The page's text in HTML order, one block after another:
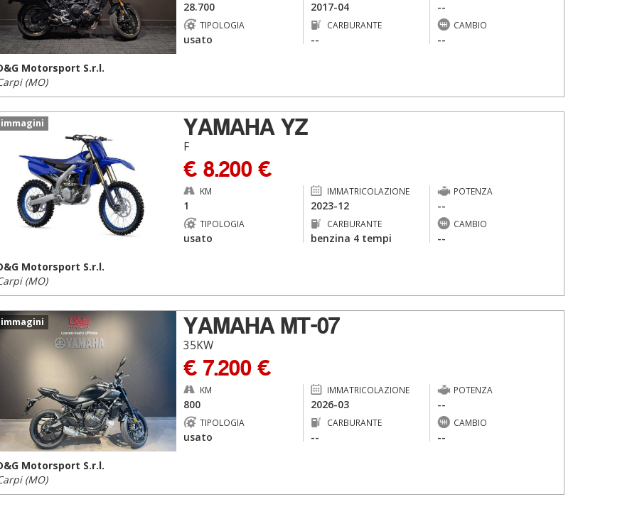
28.700 2017-04 --
TIPOLOGIA
usato
CARBURANTE
--
CAMBIO
--
Motorsport S.r.l.
(MO)
immagini YAMAHA YZ
F
€ 8.200 €
KM
1
IMMATRICOLAZIONE
2023-12
POTENZA
--
TIPOLOGIA
usato
CARBURANTE
benzina 4 tempi
CAMBIO
--
Motorsport S.r.l.
(MO)
immagini YAMAHA MT-07
35KW
€ 7.200 €
KM
800
IMMATRICOLAZIONE
2026-03
POTENZA
--
TIPOLOGIA
usato
CARBURANTE
--
CAMBIO
--
Motorsport S.r.l.
(MO)